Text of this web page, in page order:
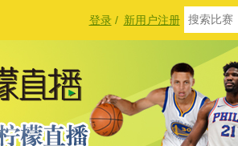
登录/ 新用户注册